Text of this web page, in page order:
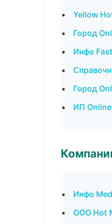
Yellow
Город
Инфо
Город
ИП
Инфо
ООО Hot